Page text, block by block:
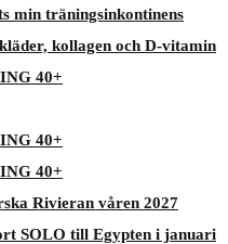
min träningsinkontinens
kollagen och D-vitamin
40+
40+
40+
Rivieran våren 2027
SOLO till Egypten i januari